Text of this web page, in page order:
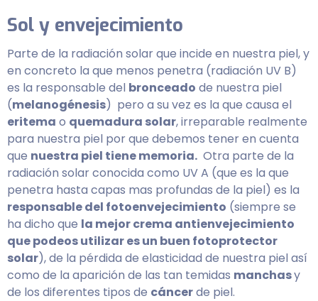
Sol y envejecimiento
Parte de la radiación solar que incide en nuestra piel, y
en concreto la que menos penetra (radiación UV B)
es la responsable del bronceado de nuestra piel
(melanogénesis) pero a su vez es la que causa el
eritema o quemadura solar, irreparable realmente
para nuestra piel por que debemos tener en cuenta
que nuestra piel tiene memoria. Otra parte de la
radiación solar conocida como UV A (que es la que
penetra hasta capas mas profundas de la piel) es la
responsable del fotoenvejecimiento (siempre se
ha dicho que la mejor crema antienvejecimiento
que podeos utilizar es un buen fotoprotector
solar), de la pérdida de elasticidad de nuestra piel así
como de la aparición de las tan temidas manchasy
de los diferentes tipos de cáncerde piel.